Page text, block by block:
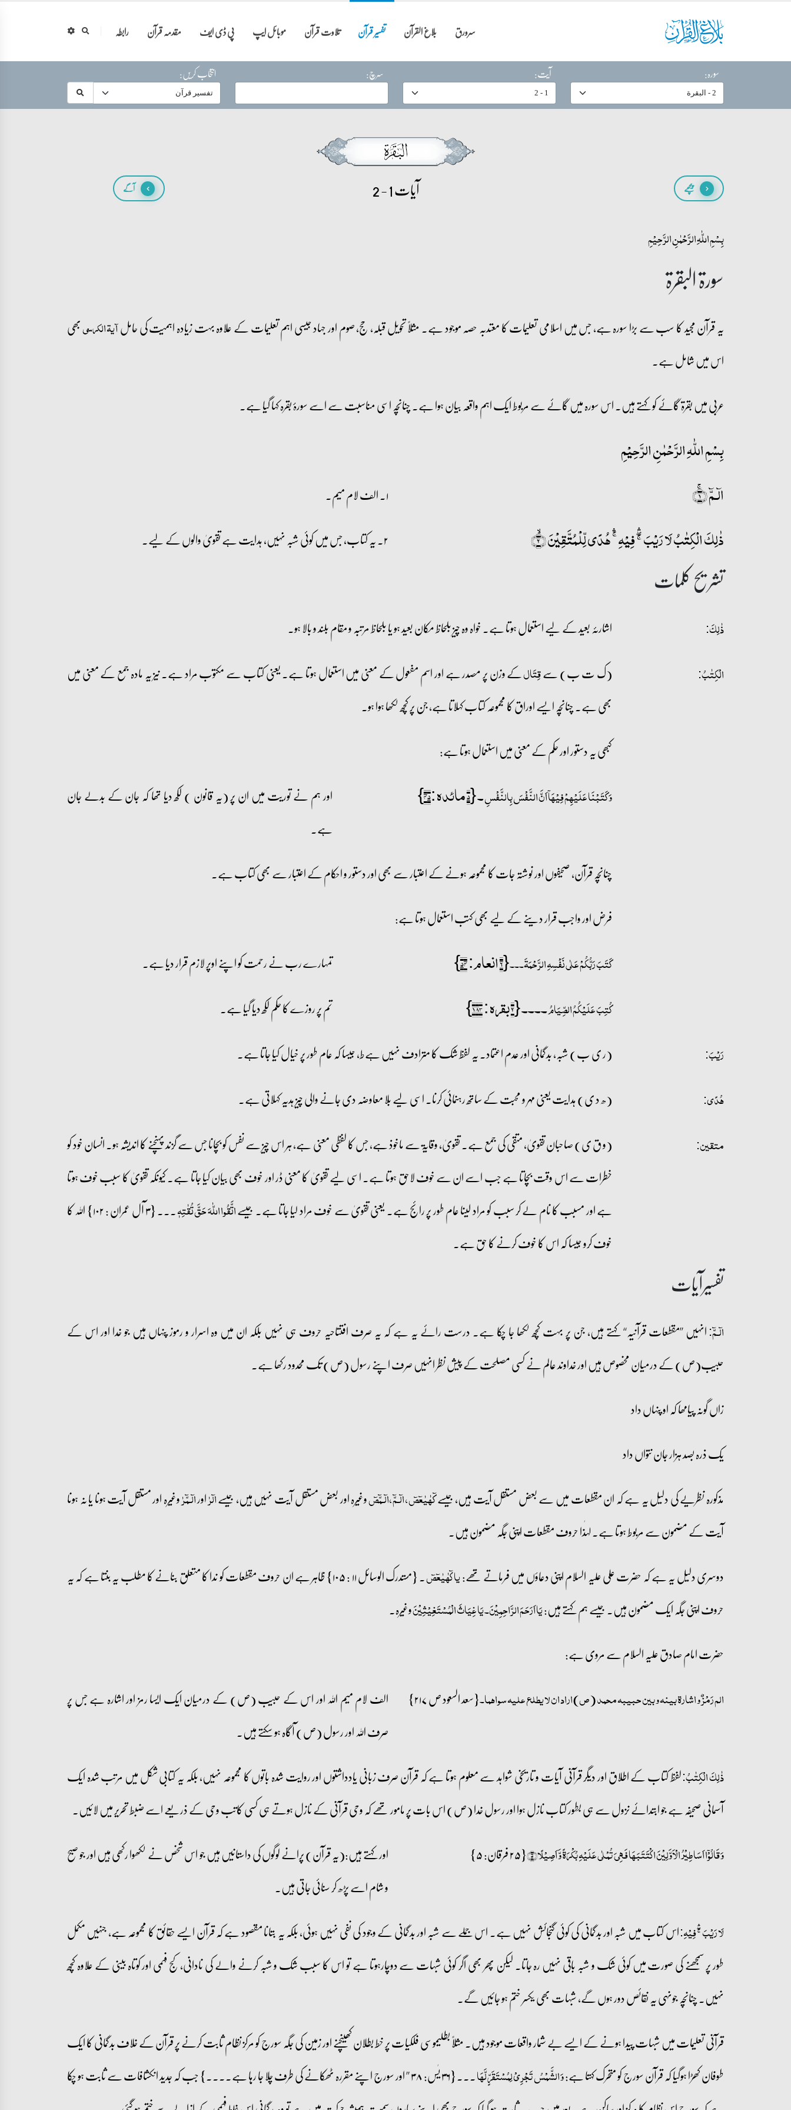
سرورق بلاغ القرآن تفسیر قرآن تلاوت قرآن موبائل ایپ پی ڈی ایف مقدمہ قرآن
رابطہ
سورہ:
آیت: سرچ: انتخاب کریں:
پیچھے آیات 1 - 2 آگے
بِسۡمِ اللّٰہِ الرَّحۡمٰنِ الرَّحِیۡمِ
سورۃ البقرۃ
یہ قرآن مجید کا سب سے بڑا سورہ ہے، جس میں اسلامی تعلیمات کا معتدبہ حصہ موجود ہے۔ مثلاً تحویل قبلہ، حج، صوم اور جہاد جیسی اہم تعلیمات کے علاوہ بہت زیادہ اہمیت کی حاملآیۃ الکرسیبھی
اس میں شامل ہے۔
عربی میں بقرۃ گائے کو کہتے ہیں۔ اس سورہ میں گائے سے مربوط ایک اہم واقعہ بیان ہوا ہے۔ چنانچہ اسی مناسبت سے اسے سورۂ بقرہ کہا گیا ہے۔
بِسۡمِ اللّٰہِ الرَّحۡمٰنِ الرَّحِیۡمِ
الٓـمّٓ ۚ﴿۱﴾
۱۔ الف لام میم۔
ذٰلِکَ الۡکِتٰبُ لَا رَیۡبَ ۚۖۛ فِیۡہِ ۚۛ ہُدًی لِّلۡمُتَّقِیۡنَ ۙ﴿۲﴾ ۲۔ یہ کتاب، جس میں کوئی شبہ نہیں، ہدایت ہے تقویٰ والوں کے لیے۔
تشریح کلمات
ذٰلِکَ: اشارئہ بعید کے لیے استعمال ہوتا ہے۔ خواہ وہ چیز بلحاظ مکان بعید ہو یا بلحاظ مرتبہ و مقام بلند و بالا ہو۔
الْكِتٰبُ: (ک ت ب) سےقِتَالکے وزن پر مصدر ہے اور اسم مفعول کے معنی میں استعمال ہوتا ہے۔ یعنی کتاب سے مکتوب مراد ہے۔ نیز یہ مادہ جمع کے معنی میں
بھی ہے۔ چنانچہ ایسے اوراق کا مجموعہ کتاب کہلاتا ہے، جن پر کچھ لکھا ہوا ہو۔
کبھی یہ دستور اور حکم کے معنی میں استعمال ہوتا ہے:
وَ کَتَبۡنَا عَلَیۡہِمۡ فِیۡہَاۤ اَنَّ النَّفۡسَ بِالنَّفۡسِ۔ {۵ مائدہ :۴۵}
اور ہم نے توریت میں ان پر (یہ قانون ) لکھ دیا تھا کہ جان کے بدلے جان
ہے۔
چنانچہ قرآن، صحیفوں اور نوشتہ جات کا مجموعہ ہونے کے اعتبار سے بھی اور دستور و احکام کے اعتبار سے بھی کتاب ہے۔
فرض اور واجب قرار دینے کے لیے بھی کتب استعمال ہوتا ہے:
کَتَبَ رَبُّکُمۡ عَلٰی نَفۡسِہِ الرَّحۡمَۃَ۔۔۔{۶ انعام: ۵۴} تمہارے رب نے رحمت کو اپنے اوپر لازم قرار دیا ہے۔
کُتِبَ عَلَیۡکُمُ الصِّیَامُ۔۔۔۔ {۲ بقرہ : ۱۸۳} تم پر روزے کا حکم لکھ دیا گیا ہے۔
رَیۡبَ: (ر ی ب) شبہ، بدگمانی اور عدم اعتماد۔ یہ لفظ شک کا مترادف نہیں ہےط، جیسا کہ عام طور پر خیال کیا جاتا ہے۔
ہُدًی: (ھ د ی) ہدایت یعنی مہر و محبت کے ساتھ رہنمائی کرنا۔ اسی لیے بلا معاوضہ دی جانے والی چیز ہدیہ کہلاتی ہے۔
متقین:
(و ق ی) صاحبان تقویٰ، متقی کی جمع ہے۔ تقویٰ، وقایۃ سے ماخوذ ہے، جس کا لفظی معنی ہے، ہر اس چیز سے نفس کو بچانا جس سے گزند پہنچنے کا اندیشہ ہو۔ انسان خود کو
خطرات سے اس وقت بچاتا ہے جب اسے ان سے خوف لاحق ہوتا ہے۔ اسی لیے تقویٰ کا معنی ڈر اور خوف بھی بیان کیا جاتا ہے۔ کیونکہ تقویٰ کا سبب خوف ہوتا
ہے اور مسبب کا نام لے کر سبب کو مراد لینا عام طور پر رائج ہے۔ یعنی تقویٰ سے خوف مراد لیا جاتا ہے۔ جیسےاتَّقُوا اللّٰہَ حَقَّ تُقٰتِہٖ
۔۔۔ {۳ آل عمران : ۱۰۲} اللہ کا
خوف کرو جیسا کہ اس کا خوف کرنے کا حق ہے۔
تفسیرآیات
الٓـمّٓ:انہیں ’’مقطعات قرآنیہ‘‘ کہتے ہیں، جن پر بہت کچھ لکھا جا چکا ہے۔ درست رائے یہ ہے کہ یہ صرف افتتاحیہ حروف ہی نہیں بلکہ ان میں وہ اسرار و رموز پنہاں ہیں جو خدا اور اس کے
حبیب(ص) کے درمیان مخصوص ہیں اور خداوند عالم نے کسی مصلحت کے پیش نظر انہیں صرف اپنے رسول (ص) تک محدود رکھا ہے۔
زاں گونہ پیامھا کہ او پنہاں داد
یک ذرہ بصد ہزار جان نتواں داد
مذکورہ نظریے کی دلیل یہ ہے کہ ان مقطعات میں سے بعض مستقل آیت ہیں، جیسےکٓہٰیٰعٓصٓ، الٓـمّٓ، الٓـمّٓصٓوغیرہ اور بعض مستقل آیت نہیں ہیں، جیسےالٓرٰاورالٓـمّٓرٰوغیرہ اور مستقل آیت ہونا یا نہ ہونا
آیت کے مضمون سے مربوط ہوتا ہے۔ لہٰذا حروف مقطعات اپنی جگہ مضمون ہیں۔
دوسری دلیل یہ ہے کہ حضرت علی علیہ السلام اپنی دعاؤں میں فرماتے تھے:یا کٓہٰیٰعٓصٓ
۔ {مستدرک الوسائل ۱۱ : ۱۰۵} ظاہر ہے ان حروف مقطعات کو ندا کا متعلق بنانے کا مطلب یہ بنتا ہے کہ یہ
حروف اپنی جگہ ایک مضمون ہیں۔ جیسے ہم کہتے ہیں:یَا اَرَحَمَ الرَّاحِمِیْنَ۔ یَا غِیَاثَ الْمُسْتَغِیْثِیْنَوغیرہ۔
حضرت امام صادق علیہ السلام سے مروی ہے:
الم رَمْزٌ و اشارۃ بینہ و بین حبیبہ محمد (ص) اراد ان لا یطلع علیہ سواھما۔{سعد السعود ص ۲۱۷}
الف لام میم اللہ اور اس کے حبیب (ص) کے درمیان ایک ایسا رمز اور اشارہ ہے جس پر
صرف اللہ اور رسول (ص) آگاہ ہو سکتے ہیں۔
ذٰلِکَ الۡکِتٰبُ:لفظ کتاب کے اطلاق اور دیگر قرآنی آیات و تاریخی شواہد سے معلوم ہوتا ہے کہ قرآن صرف زبانی یادداشتوں اور روایت شدہ باتوں کا مجموعہ نہیں، بلکہ یہ کتابی شکل میں مرتب شدہ ایک
آسمانی صحیفہ ہے جو ابتدائے نزول سے ہی بطور کتاب نازل ہوا اور رسول خدا (ص) اس بات پر مامور تھے کہ وحی قرآنی کے نازل ہوتے ہی کسی کاتب وحی کے ذریعے اسے ضبط تحریر میں لائیں۔
وَ قَالُوۡۤا اَسَاطِیۡرُ الۡاَوَّلِیۡنَ اکۡتَتَبَہَا فَہِیَ تُمۡلٰی عَلَیۡہِ بُکۡرَۃً وَّ اَصِیۡلًا﴿۵﴾ {۲۵ فرقان: ۵}
اور کہتے ہیں:(یہ قرآن) پرانے لوگوں کی داستانیں ہیں جو اس شخص نے لکھوا رکھی ہیں اور جو صبح
و شام اسے پڑھ کر سنائی جاتی ہیں۔
لَا رَیۡبَ ۚۖۛ فِیۡہِ:اس کتاب میں شبہ اور بدگمانی کی کوئی گنجائش نہیں ہے۔ اس جملے سے شبہ اور بدگمانی کے وجود کی نفی نہیں ہوئی، بلکہ یہ بتانا مقصود ہے کہ قرآن ایسے حقائق کا مجموعہ ہے، جنہیں مکمل
طور پر سمجھنے کی صورت میں کوئی شک و شبہ باقی نہیں رہ جاتا۔ لیکن پھر بھی اگر کوئی شبہات سے دوچارہوتا ہے تو اس کا سبب شک و شبہ کرنے والے کی نادانی، کج فہمی اور کوتاہ بینی کے علاوہ کچھ
نہیں۔ چنانچہ جونہی یہ نقائص دور ہوں گے، شبہات بھی یکسر ختم ہو جائیں گے۔
قرآنی تعلیمات میں شبہات پیدا ہونے کے ایسے بے شمار واقعات موجود ہیں۔ مثلاً بطلیموسی فلکیات پر خط بطلان کھینچنے اور زمین کی جگہ سورج کو مرکز نظام ثابت کرنے پر قرآن کے خلاف بدگمانی کا ایک
طوفان کھڑا ہوگیا کہ قرآن سورج کو متحرک کہتا ہے:وَ الشَّمۡسُ تَجۡرِیۡ لِمُسۡتَقَرٍّ لَّہَا
۔۔۔ {۳۶ یٰس: ۳۸ ’’ اور سورج اپنے مقررہ ٹھکانے کی طرف چلا جا رہا ہے۔۔۔۔} جب کہ جدید انکشافات سے ثابت ہو چکا